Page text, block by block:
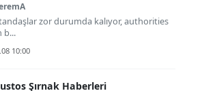
zor durumda kalıyor, authorities
b...
10:00
Şırnak Haberleri